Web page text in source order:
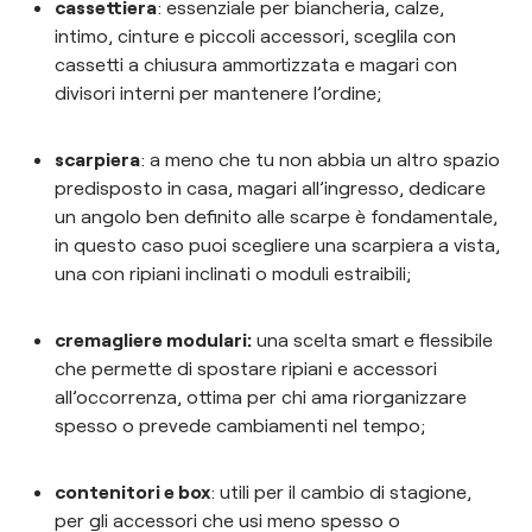
cassettiera: essenziale per biancheria, calze,
intimo, cinture e piccoli accessori, sceglila con
cassetti a chiusura ammortizzata e magari con
divisori interni per mantenere l’ordine;
scarpiera: a meno che tu non abbia un altro spazio
predisposto in casa, magari all’ingresso, dedicare
un angolo ben definito alle scarpe è fondamentale,
in questo caso puoi scegliere una scarpiera a vista,
una con ripiani inclinati o moduli estraibili;
cremagliere modulari: una scelta smart e flessibile
che permette di spostare ripiani e accessori
all’occorrenza, ottima per chi ama riorganizzare
spesso o prevede cambiamenti nel tempo;
contenitori e box: utili per il cambio di stagione,
per gli accessori che usi meno spesso o